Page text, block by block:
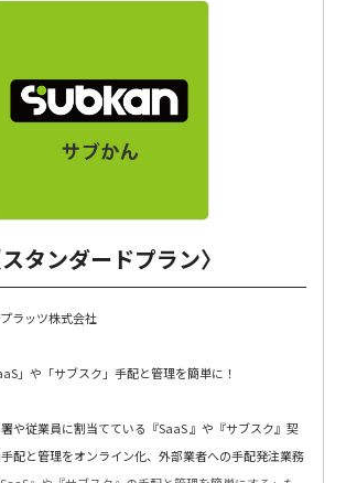
タンダードプラン〉
ラッツ株式会社
」や「サブスク」手配と管理を簡単に！
署や従業員に割当てている『SaaS 』や『サブスク』契
配と管理をオンライン化、外部業者への手配発注業務